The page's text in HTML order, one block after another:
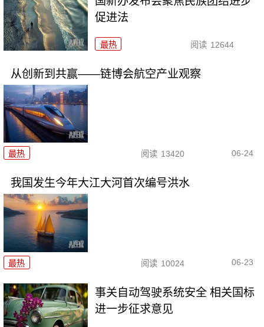
促进法
最热 阅读 12644
从创新到共赢——链博会航空产业观察
最热 阅读 13420 06-24
我国发生今年大江大河首次编号洪水
最热 阅读 10024 06-23
事关自动驾驶系统安全 相关国标
进一步征求意见